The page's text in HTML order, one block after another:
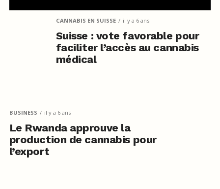
CANNABIS EN SUISSE il y a 6 ans
Suisse : vote favorable pour
faciliter l’accès au cannabis
médical
BUSINESS il y a 6 ans
Le Rwanda approuve la
production de cannabis pour
l’export